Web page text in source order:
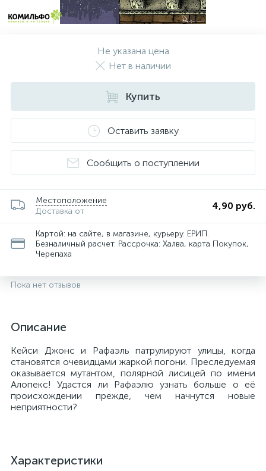
Не указана цена
Нет в наличии
Купить
Оставить заявку
Сообщить о поступлении
Местоположение
Доставка от
4,90 руб.
Картой: на сайте, в магазине, курьеру. ЕРИП.
Безналичный расчет. Рассрочка: Халва, карта Покупок,
Черепаха
Пока нет отзывов
Описание
Кейси Джонс и Рафаэль патрулируют улицы, когда
становятся очевидцами жаркой погони. Преследуемая
оказывается мутантом, полярной лисицей по имени
Алопекс! Удастся ли Рафаэлю узнать больше о её
происхождении прежде, чем начнутся новые
неприятности?
Характеристики